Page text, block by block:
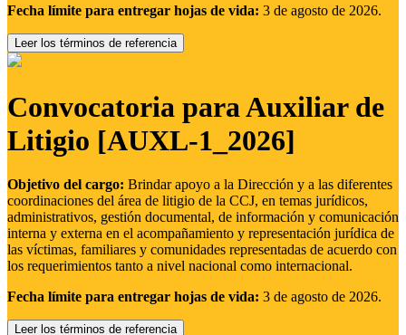
Fecha límite para entregar hojas de vida: 3 de agosto de 2026.
Leer los términos de referencia
Convocatoria para Auxiliar de
Litigio [AUXL-1_2026]
Objetivo del cargo: Brindar apoyo a la Dirección y a las diferentes
coordinaciones del área de litigio de la CCJ, en temas jurídicos,
administrativos, gestión documental, de información y comunicación
interna y externa en el acompañamiento y representación jurídica de
las víctimas, familiares y comunidades representadas de acuerdo con
los requerimientos tanto a nivel nacional como internacional.
Fecha límite para entregar hojas de vida: 3 de agosto de 2026.
Leer los términos de referencia